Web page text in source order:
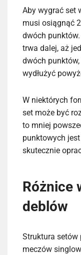
Aby wygrać set
musi osiągnąć
dwóch
trwa dalej, aż
dwóch
wydłużyć
W niektórych
set może być
to mniej
punktowych
skutecznie
Różnice
deblów
Struktura setów
meczów